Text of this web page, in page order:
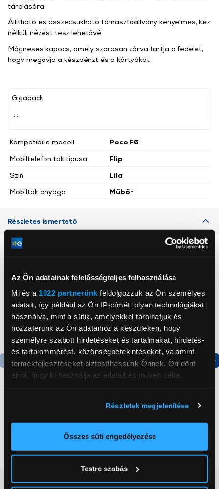
Az Ön adatainak felelősségteljes felhasználása
Mi és a 1022 partnerünk feldolgozzuk az Ön személyes
adatait, így például az Ön IP-címét, olyan technológiákat
használva, mint a sütik, amelyekkel tárolhatjuk és
hozzáférünk az Ön adataihoz a készülékén, hogy
személyre szabott hirdetéseket és tartalmakat, hirdetés-
és tartalommérést, közönségbetekintéseket, valamint
termékfejlesztéseket biztosíthassunk Önnek. Ön dönt
arról, hogy ki használja az adatait és milyen célra.
elhelyezkedéséről pár méteres pontossággal
Az Ön készülékén beazonosítása annak konkrét
módjairól és adja meg preferenciáit aRészletek
pontban. Bármikor módosíthatja vagy visszavonhatja a
Részletek megjelenítése
Összes süti engedélyezése
Testre szabás
Gigapack
Kompatibilis modell
Poco F6
Mobiltelefon tok típusa
Flip
Szín
Lila
Mobiltok anyaga
Műbőr
tárolására
Állítható és összecsukható támasztóállvány kényelmes, kéz
nélküli nézést tesz lehetővé
Mágneses kapocs, amely szorosan zárva tartja a fedelet,
hogy megóvja a készpénzt és a kártyákat
Részletes ismertető
Termék adatlap Termék adatlap
Gorenje N619EAXL4
179 999 Ft
Vásárlói vélemények(0)